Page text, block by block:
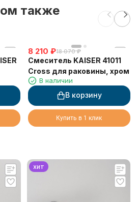
также
8 210 ₽18 070 ₽
Смеситель KAISER 41011
Cross для раковины, хром
В наличии
В корзину
Купить в 1 клик
хит